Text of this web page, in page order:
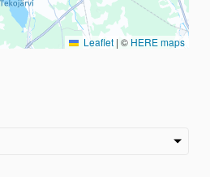
Leaflet | © HERE maps